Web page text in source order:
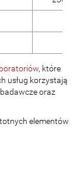
, które
usług korzystają
oraz
elementów